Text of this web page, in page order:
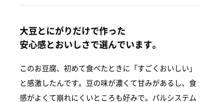
大豆とにがりだけで作った
安心感とおいしさで選んでいます。
このお豆腐、初めて食べたときに「すごくおいしい」
と感激したんです。豆の味が濃くて甘みがあるし、食
感がよくて崩れにくいところも好みで。パルシステム